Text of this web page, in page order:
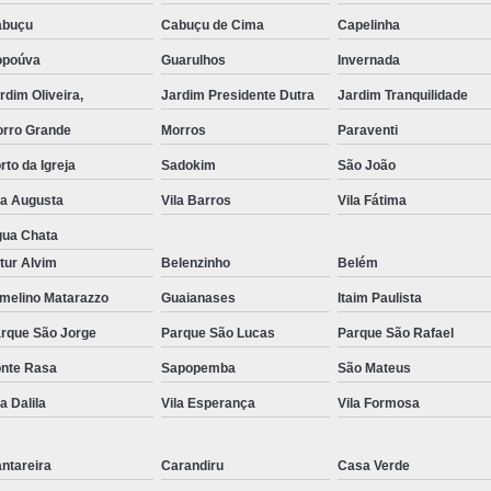
Exame de Imagem de
Exame de Imagem de
Exame de Imagem de
Exame de Imagem de
Exame de Imagem
Exame de Imagem Tomografia do Crânio
Ressonância Magnética Abdominal e
Ressonância Magnética Cerebral
Ressonância Magnética de Abdome Superior
Ressonância Magnética do Coração
Ressonância Magnética
Cabuçu de Cima Capelinha
Guarulhos Invernada
Oliveira, Jardim Presidente Dutra Jardim Tranquilidade
Grande Morros Paraventi
da Igreja Sadokim São João
Augusta Vila Barros Vila Fátima
Chata
Alvim Belenzinho Belém
Matarazzo Guaianases Itaim Paulista
São Jorge Parque São Lucas Parque São Rafael
Rasa Sapopemba São Mateus
Dalila Vila Esperança Vila Formosa
Carandiru Casa Verde